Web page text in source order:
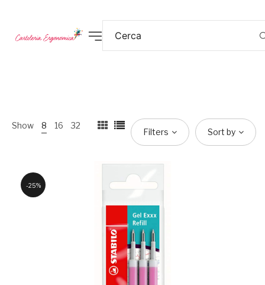
Show 8 16 32
Filters Sort by
25%